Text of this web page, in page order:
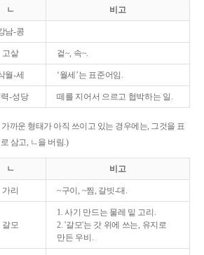
ㄴ 비고
남-콩
고샅 겉~, 속~.
월-세 ‘월세’는 표준어임.
력-성당 떼를 지어서 으르고 협박하는 일.
까운 형태가 아직 쓰이고 있는 경우에는, 그것을 표
삼고, ㄴ을 버림.)
ㄴ 비고
가리 ~구이, ~찜, 갈빗-대.
갈모
1. 사기 만드는 물레 밑 고리.
2. '갈모'는 갓 위에 쓰는, 유지로
만든 우비.